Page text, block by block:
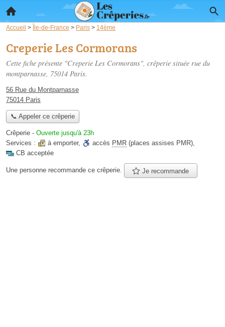
Accueil > Île-de-France > Paris > 14ème
Creperie Les Cormorans
Cette fiche présente "Creperie Les Cormorans", crêperie située rue du
montparnasse, 75014 Paris.
56 Rue du Montparnasse
75014 Paris
📞 Appeler ce crêperie
Crêperie - Ouverte jusqu'à 23h
Services :
à emporter, accès PMR (places assises PMR),
CB acceptée
Une personne recommande ce crêperie. Je recommande